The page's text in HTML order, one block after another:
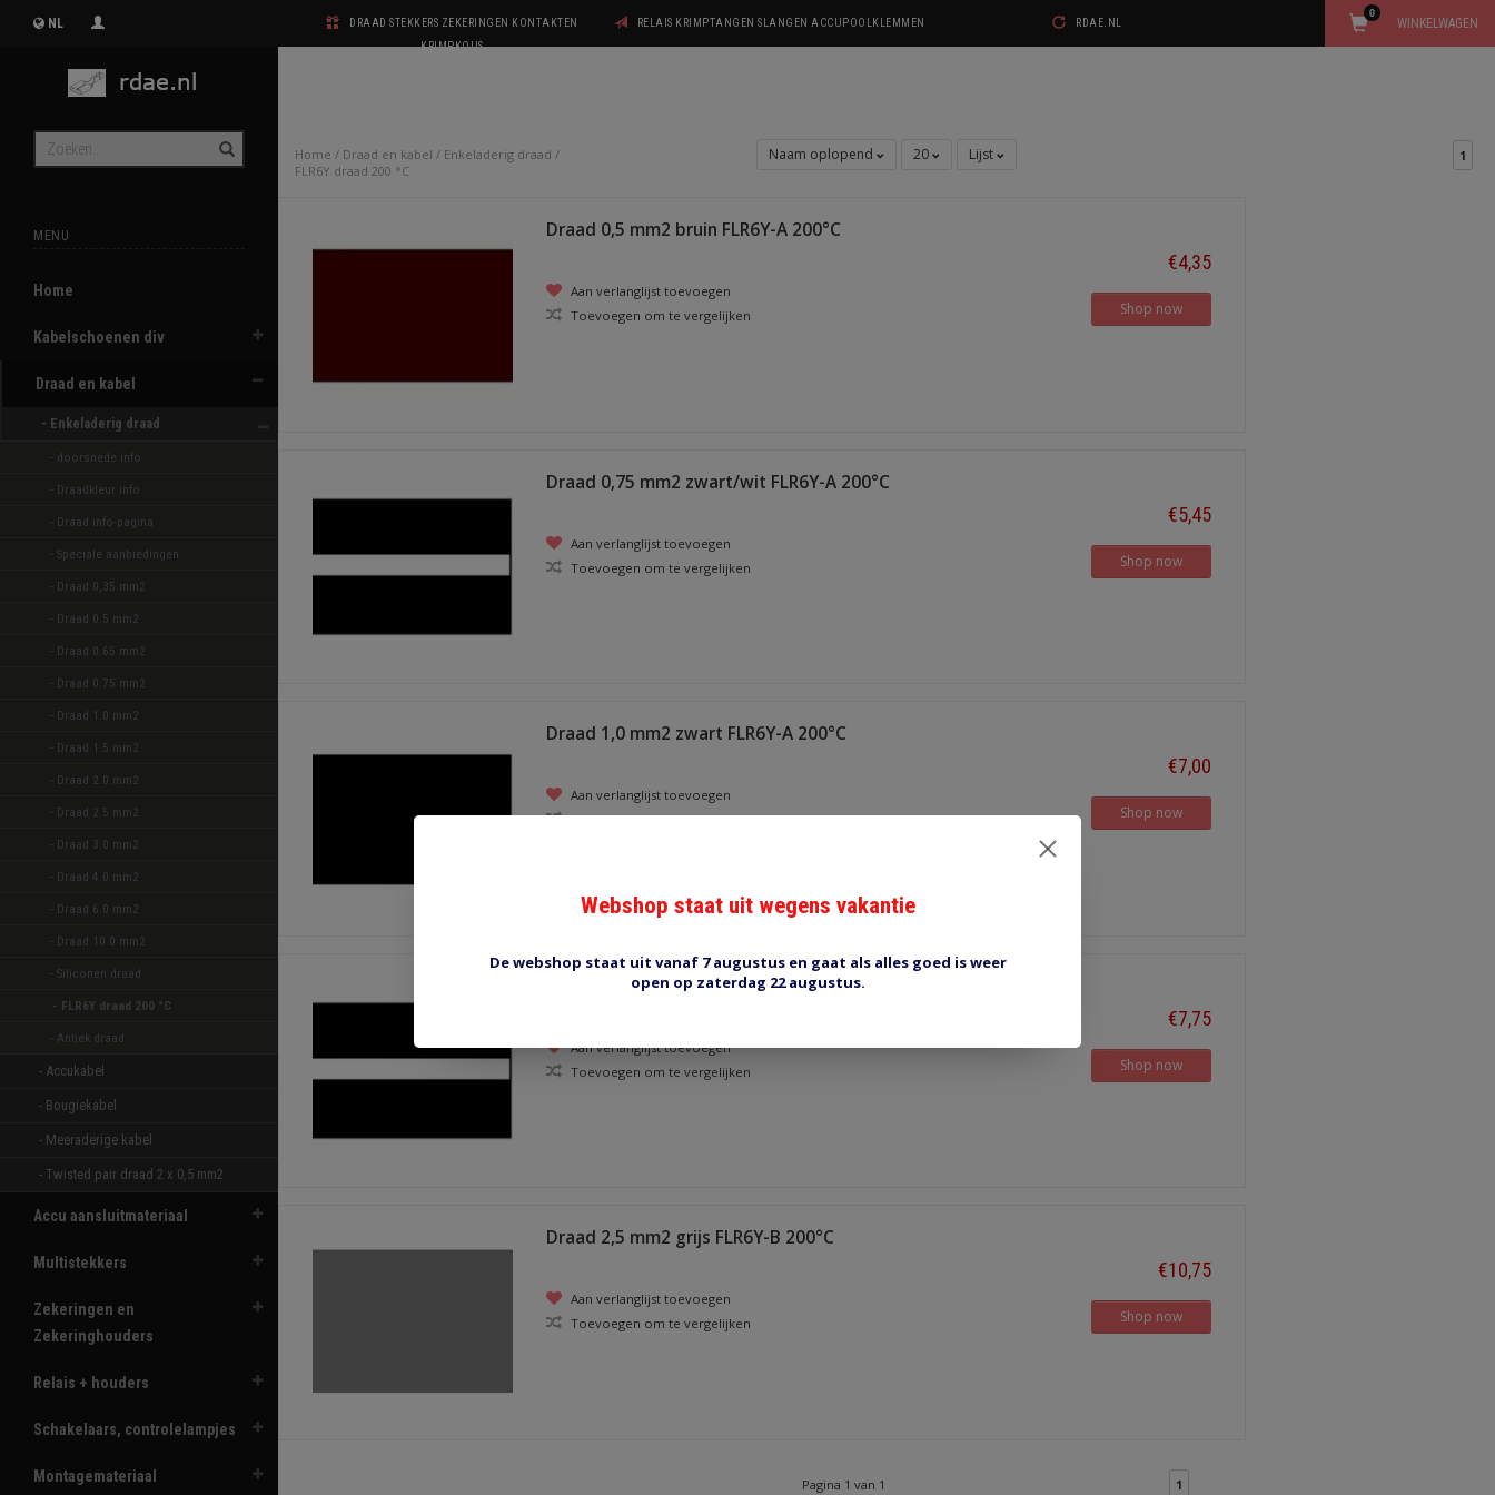
NL
DRAAD STEKKERS ZEKERINGEN KONTAKTEN
KRIMPKOUS
RELAIS KRIMPTANGEN SLANGEN ACCUPOOLKLEMMEN RDAE.NL WINKELWAGEN
0
MENU
Home
Kabelschoenen div
Draad en kabel
- Enkeladerig draad
- doorsnede info
- Draadkleur info
- Draad info-pagina
- Speciale aanbiedingen
- Draad 0,35 mm2
- Draad 0.5 mm2
- Draad 0.65 mm2
- Draad 0.75 mm2
- Draad 1.0 mm2
- Draad 1.5 mm2
- Draad 2.0 mm2
- Draad 2.5 mm2
- Draad 3.0 mm2
- Draad 4.0 mm2
- Draad 6.0 mm2
- Draad 10.0 mm2
- Siliconen draad
- FLR6Y draad 200 °C
- Antiek draad
- Accukabel
- Bougiekabel
- Meeraderige kabel
- Twisted pair draad 2 x 0,5 mm2
Accu aansluitmateriaal
Multistekkers
Zekeringen en
Zekeringhouders
Relais + houders
Schakelaars, controlelampjes
Montagemateriaal
Home / Draad en kabel / Enkeladerig draad /
FLR6Y draad 200 °C
Naam oplopend 20 Lijst 1
Draad 0,5 mm2 bruin FLR6Y-A 200°C
Aan verlanglijst toevoegen
Toevoegen om te vergelijken
€4,35
Shop now
Draad 0,75 mm2 zwart/wit FLR6Y-A 200°C
Aan verlanglijst toevoegen
Toevoegen om te vergelijken
€5,45
Shop now
Draad 1,0 mm2 zwart FLR6Y-A 200°C
Aan verlanglijst toevoegen
Toevoegen om te vergelijken
€7,00
Shop now
Draad 1,5 mm2 zwart/wit FLR6Y-B 200°C
Aan verlanglijst toevoegen
Toevoegen om te vergelijken
€7,75
Shop now
Draad 2,5 mm2 grijs FLR6Y-B 200°C
Aan verlanglijst toevoegen
Toevoegen om te vergelijken
€10,75
Shop now
Pagina 1 van 1 1
Webshop staat uit wegens vakantie
De webshop staat uit vanaf 7 augustus en gaat als alles goed is weer
open op zaterdag 22 augustus.